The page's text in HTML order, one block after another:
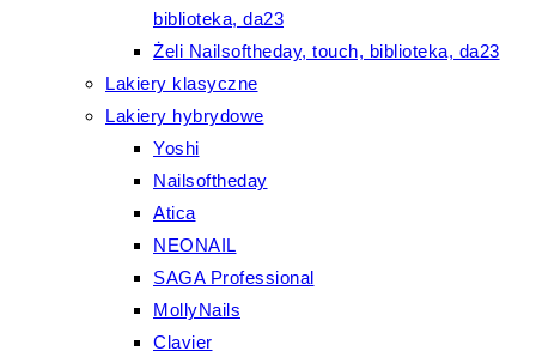
biblioteka, da23
Żeli Nailsoftheday, touch, biblioteka, da23
Lakiery klasyczne
Lakiery hybrydowe
Yoshi
Nailsoftheday
Atica
NEONAIL
SAGA Professional
MollyNails
Clavier